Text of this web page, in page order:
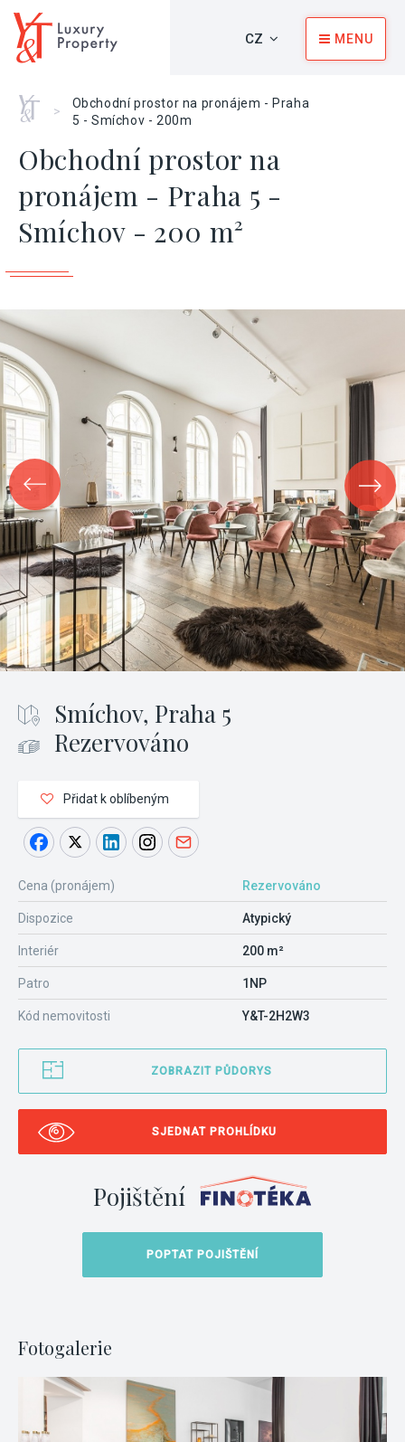
CZ MENU
Home
>
Obchodní prostor na pronájem - Praha
5 - Smíchov - 200m
Obchodní prostor na
pronájem - Praha 5 -
Smíchov - 200 m²
Smíchov, Praha 5
Rezervováno
Přidat k oblíbeným
Cena (pronájem) Rezervováno
Dispozice Atypický
Interiér 200 m²
Patro 1NP
Kód nemovitosti Y&T-2H2W3
ZOBRAZIT PŮDORYS
SJEDNAT PROHLÍDKU
Pojištění
POPTAT POJIŠTĚNÍ
Fotogalerie